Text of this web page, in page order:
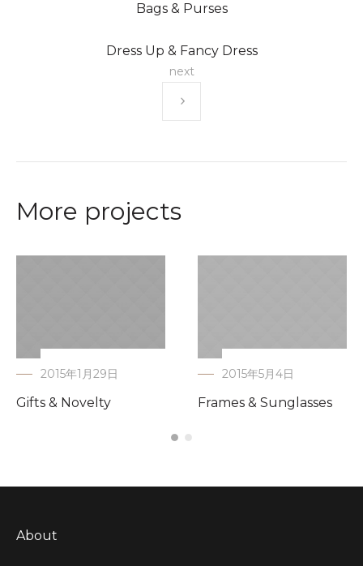
Bags & Purses
Dress Up & Fancy Dress
next
More projects
2015年1月29日
Gifts & Novelty
2015年5月4日
Frames & Sunglasses
About